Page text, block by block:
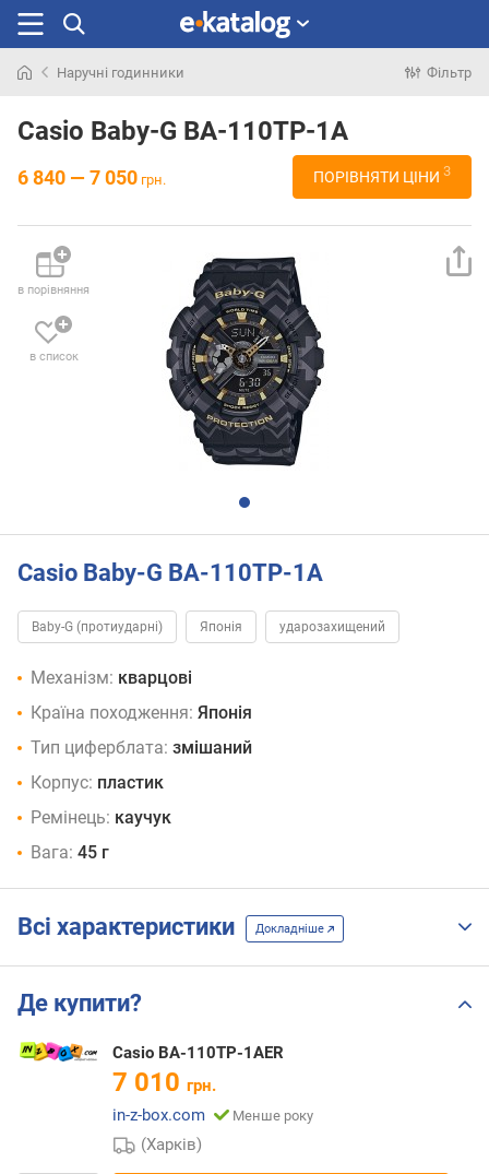
раніше
Наручні годинники Фільтр
Casio Baby-G BA-110TP-1A
6 840 — 7 050 грн. ПОРІВНЯТИ ЦІНИ 3
в порівняння
в список
Casio Baby-G BA-110TP-1A
Baby-G (протиударні) Японія ударозахищений
Механізм: кварцові
Країна походження: Японія
Тип циферблата: змішаний
Корпус: пластик
Ремінець: каучук
Вага: 45 г
Всі характеристики Докладніше
Де купити?
Casio BA-110TP-1AER
7 010 грн.
in-z-box.com
Менше року
(Харків)